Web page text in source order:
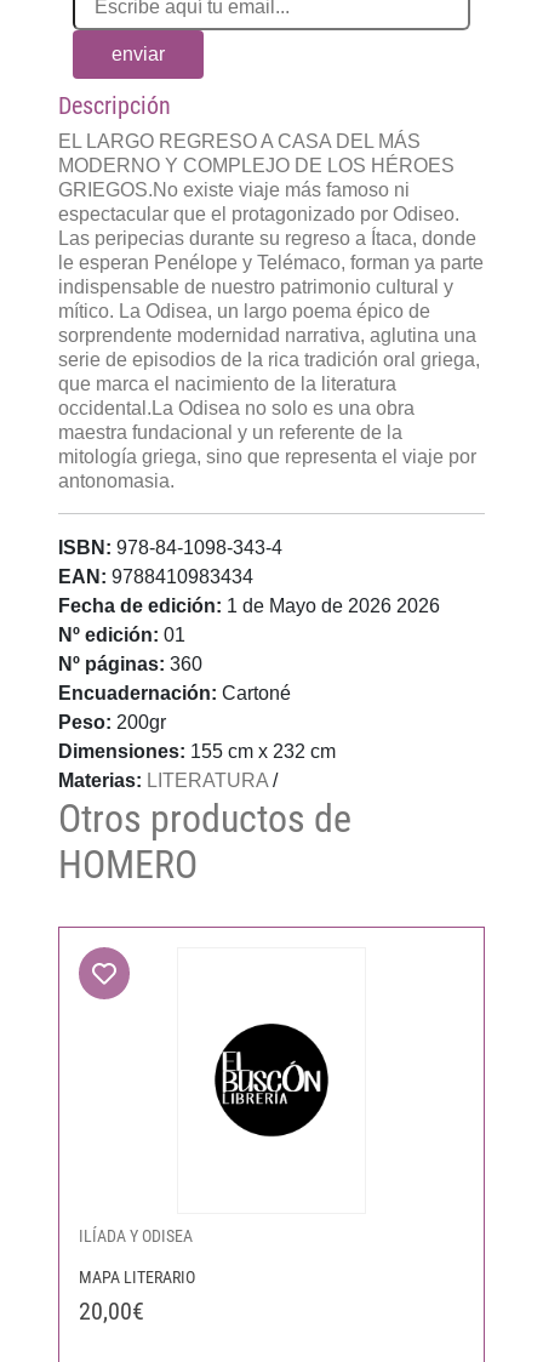
enviar
Descripción
EL LARGO REGRESO A CASA DEL MÁS
MODERNO Y COMPLEJO DE LOS HÉROES
GRIEGOS.No existe viaje más famoso ni
espectacular que el protagonizado por Odiseo.
Las peripecias durante su regreso a Ítaca, donde
le esperan Penélope y Telémaco, forman ya parte
indispensable de nuestro patrimonio cultural y
mítico. La Odisea, un largo poema épico de
sorprendente modernidad narrativa, aglutina una
serie de episodios de la rica tradición oral griega,
que marca el nacimiento de la literatura
occidental.La Odisea no solo es una obra
maestra fundacional y un referente de la
mitología griega, sino que representa el viaje por
antonomasia.
ISBN: 978-84-1098-343-4
EAN: 9788410983434
Fecha de edición: 1 de Mayo de 2026 2026
Nº edición: 01
Nº páginas: 360
Encuadernación: Cartoné
Peso: 200gr
Dimensiones: 155 cm x 232 cm
Materias: LITERATURA /
Otros productos de
HOMERO
ILÍADA Y ODISEA
MAPA LITERARIO
20,00€